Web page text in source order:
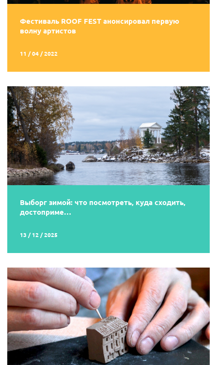
Фестиваль ROOF FEST анонсировал первую
волну артистов
11 / 04 / 2022
Выборг зимой: что посмотреть, куда сходить,
достоприме…
13 / 12 / 2025